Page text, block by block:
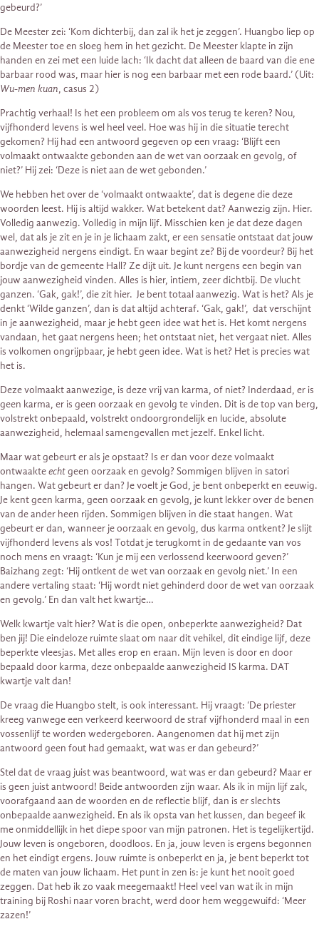
gebeurd?’
De Meester zei: ‘Kom dichterbij, dan zal ik het je zeggen’. Huangbo liep op
de Meester toe en sloeg hem in het gezicht. De Meester klapte in zijn
handen en zei met een luide lach: ‘Ik dacht dat alleen de baard van die ene
barbaar rood was, maar hier is nog een barbaar met een rode baard.’ (Uit:
Wu-men kuan, casus 2)
Prachtig verhaal! Is het een probleem om als vos terug te keren? Nou,
vijfhonderd levens is wel heel veel. Hoe was hij in die situatie terecht
gekomen? Hij had een antwoord gegeven op een vraag: ‘Blijft een
volmaakt ontwaakte gebonden aan de wet van oorzaak en gevolg, of
niet?’ Hij zei: ‘Deze is niet aan de wet gebonden.’
We hebben het over de ‘volmaakt ontwaakte’, dat is degene die deze
woorden leest. Hij is altijd wakker. Wat betekent dat? Aanwezig zijn. Hier.
Volledig aanwezig. Volledig in mijn lijf. Misschien ken je dat deze dagen
wel, dat als je zit en je in je lichaam zakt, er een sensatie ontstaat dat jouw
aanwezigheid nergens eindigt. En waar begint ze? Bij de voordeur? Bij het
bordje van de gemeente Hall? Ze dijt uit. Je kunt nergens een begin van
jouw aanwezigheid vinden. Alles is hier, intiem, zeer dichtbij. De vlucht
ganzen. ‘Gak, gak!’, die zit hier. Je bent totaal aanwezig. Wat is het? Als je
denkt ‘Wilde ganzen’, dan is dat altijd achteraf. ‘Gak, gak!’, dat verschijnt
in je aanwezigheid, maar je hebt geen idee wat het is. Het komt nergens
vandaan, het gaat nergens heen; het ontstaat niet, het vergaat niet. Alles
is volkomen ongrijpbaar, je hebt geen idee. Wat is het? Het is precies wat
het is.
Deze volmaakt aanwezige, is deze vrij van karma, of niet? Inderdaad, er is
geen karma, er is geen oorzaak en gevolg te vinden. Dit is de top van berg,
volstrekt onbepaald, volstrekt ondoorgrondelijk en lucide, absolute
aanwezigheid, helemaal samengevallen met jezelf. Enkel licht.
Maar wat gebeurt er als je opstaat? Is er dan voor deze volmaakt
ontwaakteechtgeen oorzaak en gevolg? Sommigen blijven in satori
hangen. Wat gebeurt er dan? Je voelt je God, je bent onbeperkt en eeuwig.
Je kent geen karma, geen oorzaak en gevolg, je kunt lekker over de benen
van de ander heen rijden. Sommigen blijven in die staat hangen. Wat
gebeurt er dan, wanneer je oorzaak en gevolg, dus karma ontkent? Je slijt
vijfhonderd levens als vos! Totdat je terugkomt in de gedaante van vos
noch mens en vraagt: ‘Kun je mij een verlossend keerwoord geven?’
Baizhang zegt: ‘Hij ontkent de wet van oorzaak en gevolg niet.’ In een
andere vertaling staat: ‘Hij wordt niet gehinderd door de wet van oorzaak
en gevolg.’ En dan valt het kwartje…
Welk kwartje valt hier? Wat is die open, onbeperkte aanwezigheid? Dat
ben jij! Die eindeloze ruimte slaat om naar dit vehikel, dit eindige lijf, deze
beperkte vleesjas. Met alles erop en eraan. Mijn leven is door en door
bepaald door karma, deze onbepaalde aanwezigheid IS karma. DAT
kwartje valt dan!
De vraag die Huangbo stelt, is ook interessant. Hij vraagt: ‘De priester
kreeg vanwege een verkeerd keerwoord de straf vijfhonderd maal in een
vossenlijf te worden wedergeboren. Aangenomen dat hij met zijn
antwoord geen fout had gemaakt, wat was er dan gebeurd?’
Stel dat de vraag juist was beantwoord, wat was er dan gebeurd? Maar er
is geen juist antwoord! Beide antwoorden zijn waar. Als ik in mijn lijf zak,
voorafgaand aan de woorden en de reflectie blijf, dan is er slechts
onbepaalde aanwezigheid. En als ik opsta van het kussen, dan begeef ik
me onmiddellijk in het diepe spoor van mijn patronen. Het is tegelijkertijd.
Jouw leven is ongeboren, doodloos. En ja, jouw leven is ergens begonnen
en het eindigt ergens. Jouw ruimte is onbeperkt en ja, je bent beperkt tot
de maten van jouw lichaam. Het punt in zen is: je kunt het nooit goed
zeggen. Dat heb ik zo vaak meegemaakt! Heel veel van wat ik in mijn
training bij Roshi naar voren bracht, werd door hem weggewuifd: ‘Meer
zazen!’